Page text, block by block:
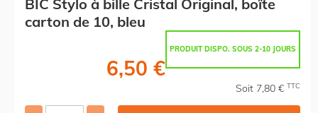
BIC Stylo à bille Cristal Original, boîte
carton de 10, bleu
PRODUIT DISPO. SOUS 2-10 JOURS
6,50 €
Soit 7,80 € TTC